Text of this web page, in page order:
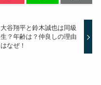
大谷翔平と鈴木誠也は同級
生？年齢は？仲良しの理由
はなぜ！